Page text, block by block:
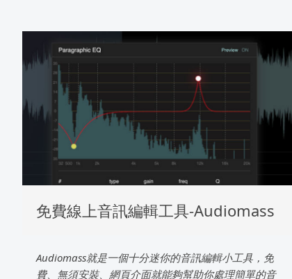
免費線上音訊編輯工具-Audiomass
Audiomass就是一個十分迷你的音訊編輯小工具，免
費、無須安裝、網頁介面就能夠幫助你處理簡單的音